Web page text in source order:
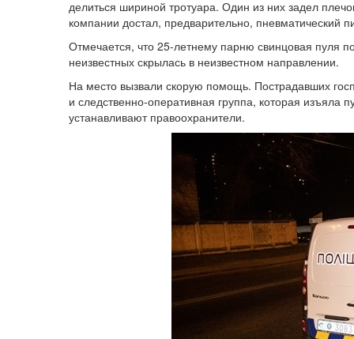
делиться шириной тротуара. Один из них задел
компании достал, предварительно, пневматический
Отмечается, что 25-летнему парню свинцовая пуля
неизвестных скрылась в неизвестном направлении.
На место вызвали скорую помощь. Пострадавших
и следственно-оперативная группа, которая изъяла
устанавливают правоохранители.